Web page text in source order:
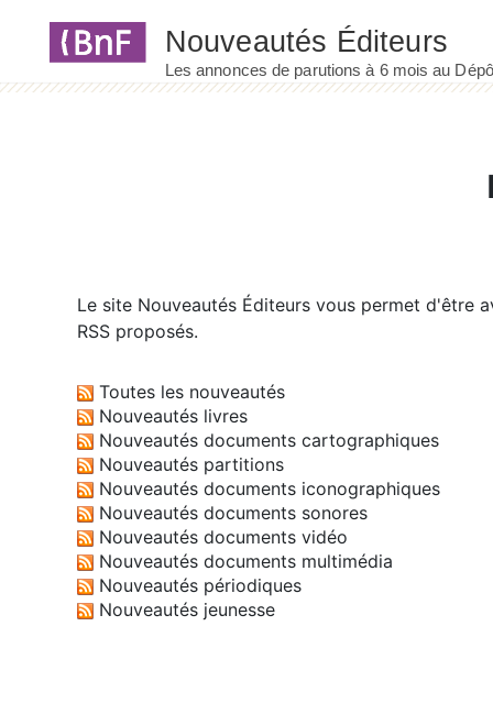
Le site Nouveautés Éditeurs vous permet d'être
RSS proposés.
Toutes les nouveautés
Nouveautés livres
Nouveautés documents cartographiques
Nouveautés partitions
Nouveautés documents iconographiques
Nouveautés documents sonores
Nouveautés documents vidéo
Nouveautés documents multimédia
Nouveautés périodiques
Nouveautés jeunesse